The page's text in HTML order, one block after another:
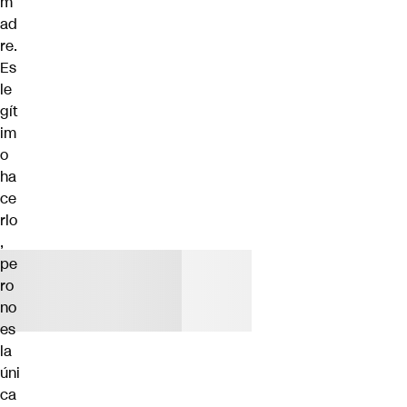
ad
re.
Es
le
gít
im
o
ha
ce
rlo
,
pe
ro
no
es
la
úni
ca